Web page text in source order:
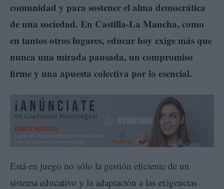
comunidad y para sostener el alma democrática
de una sociedad. En Castilla-La Mancha, como
en tantos otros lugares, educar hoy exige más que
nunca una mirada pausada, un compromiso
firme y una apuesta colectiva por lo esencial.
Está en juego no sólo la gestión eficiente de un
sistema educativo y la adaptación a las exigencias